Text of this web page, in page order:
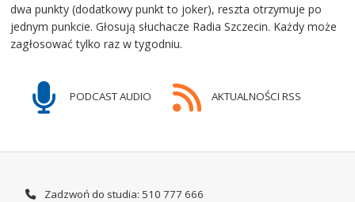
dwa punkty (dodatkowy punkt to joker), reszta otrzymuje po
jednym punkcie. Głosują słuchacze Radia Szczecin. Każdy może
zagłosować tylko raz w tygodniu.
PODCAST AUDIO AKTUALNOŚCI RSS
Zadzwoń do studia: 510 777 666